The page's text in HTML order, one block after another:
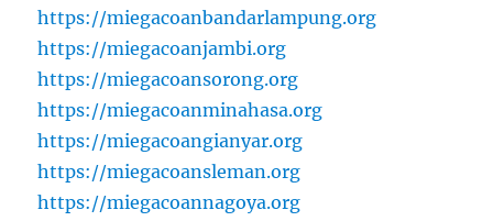
https://miegacoanbandarlampung.org
https://miegacoanjambi.org
https://miegacoansorong.org
https://miegacoanminahasa.org
https://miegacoangianyar.org
https://miegacoansleman.org
https://miegacoannagoya.org